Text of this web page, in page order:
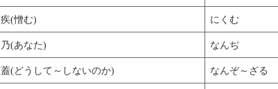
疾(憎む) にくむ
乃(あなた) なんぢ
蓋(どうして～しないのか) なんぞ～ざる